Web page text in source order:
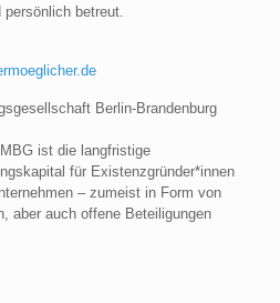
betreut.
Berlin-Brandenburg
ist die langfristige
für Existenzgründer*innen
– zumeist in Form von
aber auch offene Beteiligungen